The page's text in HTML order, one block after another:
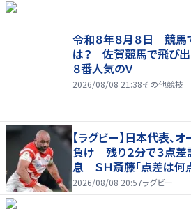
令和８年８月８日 競馬で
は？ 佐賀競馬で飛び出
８番人気のＶ
2026/08/08 21:38その他競技
【ラグビー】日本代表、
負け 残り２分で３点
息 ＳＨ斎藤「点差は何
半にＳＯ伊藤龍が先制ト
2026/08/08 20:57ラグビー